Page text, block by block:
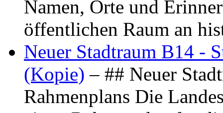
Namen, Orte und
öffentlichen Raum an
Neuer Stadtraum B14 -
(Kopie) – ## Neuer
Rahmenplans Die